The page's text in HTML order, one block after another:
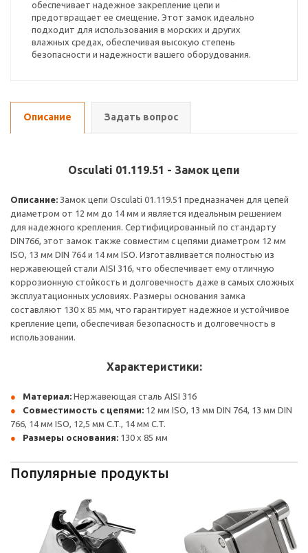
обеспечивает надежное закрепление цепи и
предотвращает ее смещение. Этот замок идеально
подходит для использования в морских и других
влажных средах, обеспечивая высокую степень
безопасности и надежности вашего оборудования.
Описание Задать вопрос
Osculati 01.119.51 - Замок цепи
Описание: Замок цепи Osculati 01.119.51 предназначен для цепей
диаметром от 12 мм до 14 мм и является идеальным решением
для надежного крепления. Сертифицированный по стандарту
DIN766, этот замок также совместим с цепями диаметром 12 мм
ISO, 13 мм DIN 764 и 14 мм ISO. Изготавливается полностью из
нержавеющей стали AISI 316, что обеспечивает ему отличную
коррозионную стойкость и долговечность даже в самых сложных
эксплуатационных условиях. Размеры основания замка
составляют 130 x 85 мм, что гарантирует надежное и устойчивое
крепление цепи, обеспечивая безопасность и долговечность в
использовании.
Характеристики:
Материал: Нержавеющая сталь AISI 316
Совместимость с цепями: 12 мм ISO, 13 мм DIN 764, 13 мм DIN
766, 14 мм ISO, 12,5 мм C.T., 14 мм C.T.
Размеры основания: 130 x 85 мм
Популярные продукты